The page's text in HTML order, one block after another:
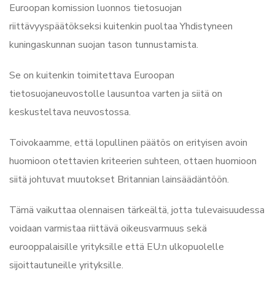
Euroopan komission luonnos tietosuojan
riittävyyspäätökseksi kuitenkin puoltaa Yhdistyneen
kuningaskunnan suojan tason tunnustamista.
Se on kuitenkin toimitettava Euroopan
tietosuojaneuvostolle lausuntoa varten ja siitä on
keskusteltava neuvostossa.
Toivokaamme, että lopullinen päätös on erityisen avoin
huomioon otettavien kriteerien suhteen, ottaen huomioon
siitä johtuvat muutokset Britannian lainsäädäntöön.
Tämä vaikuttaa olennaisen tärkeältä, jotta tulevaisuudessa
voidaan varmistaa riittävä oikeusvarmuus sekä
eurooppalaisille yrityksille että EU:n ulkopuolelle
sijoittautuneille yrityksille.